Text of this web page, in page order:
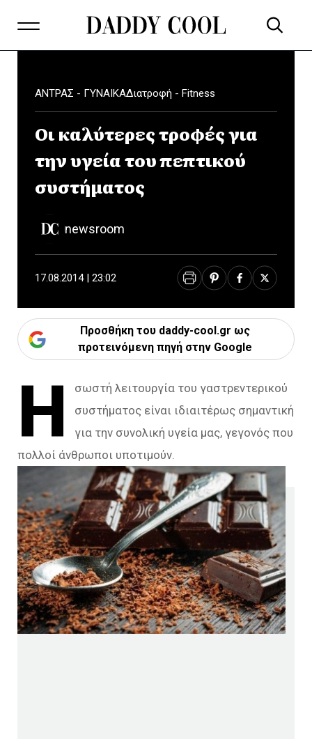
ΑΝΤΡΑΣ - ΓΥΝΑΙΚΑΔιατροφή - Fitness
Oι καλύτερες τροφές για
την υγεία του πεπτικού
συστήματος
newsroom
17.08.2014 | 23:02
Προσθήκη του daddy-cool.gr ως
προτεινόμενη πηγή στην Google
Η
σωστή λειτουργία του γαστρεντερικού
συστήματος είναι ιδιαιτέρως σημαντική
για την συνολική υγεία μας, γεγονός που
πολλοί άνθρωποι υποτιμούν.